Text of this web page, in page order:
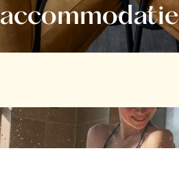
accommodatie